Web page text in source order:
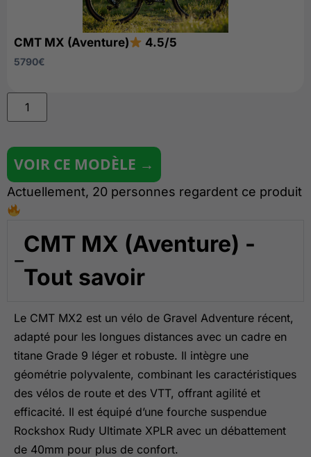
VOIR CE MODÈLE →
Actuellement, 20 personnes regardent ce produit
CMT MX (Aventure) -
Tout savoir
Le CMT MX2 est un vélo de Gravel Adventure récent,
adapté pour les longues distances avec un cadre en
titane Grade 9 léger et robuste. Il intègre une
géométrie polyvalente, combinant les caractéristiques
des vélos de route et des VTT, offrant agilité et
efficacité. Il est équipé d’une fourche suspendue
Rockshox Rudy Ultimate XPLR avec un débattement
de 40mm pour plus de confort.
CMT MX (Aventure) 4.5/5
5790€